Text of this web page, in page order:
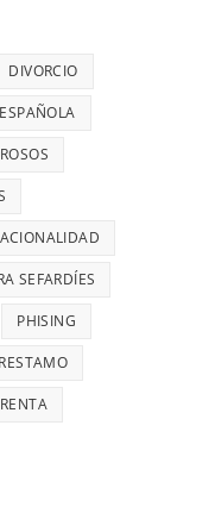
DIVORCIO
ESPAÑOLA
SEFARDÍES
PHISING
RENTA